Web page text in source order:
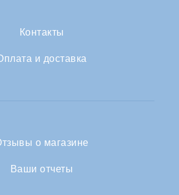
Контакты
и доставка
о магазине
Ваши отчеты